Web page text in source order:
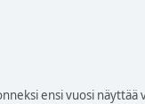
ensi vuosi näyttää